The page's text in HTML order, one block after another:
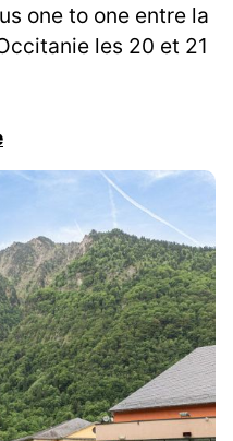
one to one entre la
les 20 et 21